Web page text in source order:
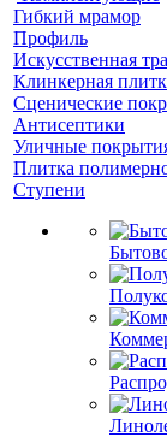
Гибкий мрамор
Профиль
Искусственная
Клинкерная
Сценические
Антисептики
Уличные
Плитка
Ступени